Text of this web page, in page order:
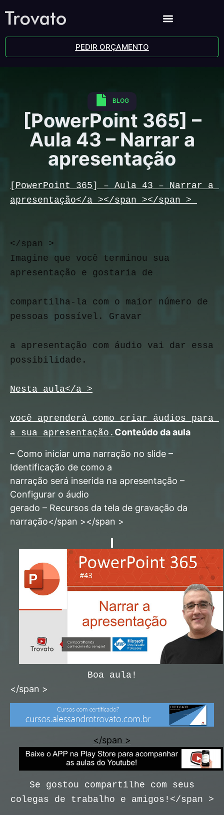
PEDIR ORÇAMENTO
BLOG
[PowerPoint 365] –
Aula 43 – Narrar a
apresentação
[PowerPoint 365] – Aula 43 – Narrar a
apresentação</a ></span ></span >
</span >
Imagine que você terminou sua
apresentação e gostaria de
compartilha-la com o maior número de
pessoas possível. Gravar
a apresentação com áudio vai dar essa
possibilidade.
Nesta aula</a >
você aprenderá como criar áudios para
a sua apresentação. Conteúdo da aula
– Como iniciar uma narração no slide –
Identificação de como a
narração será inserida na apresentação –
Configurar o áudio
gerado – Recursos da tela de gravação da
narração</span ></span >
Boa aula!
</span >
</span >
Se gostou compartilhe com seus
colegas de trabalho e amigos!</span >